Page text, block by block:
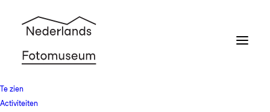
Te zien
Activiteiten